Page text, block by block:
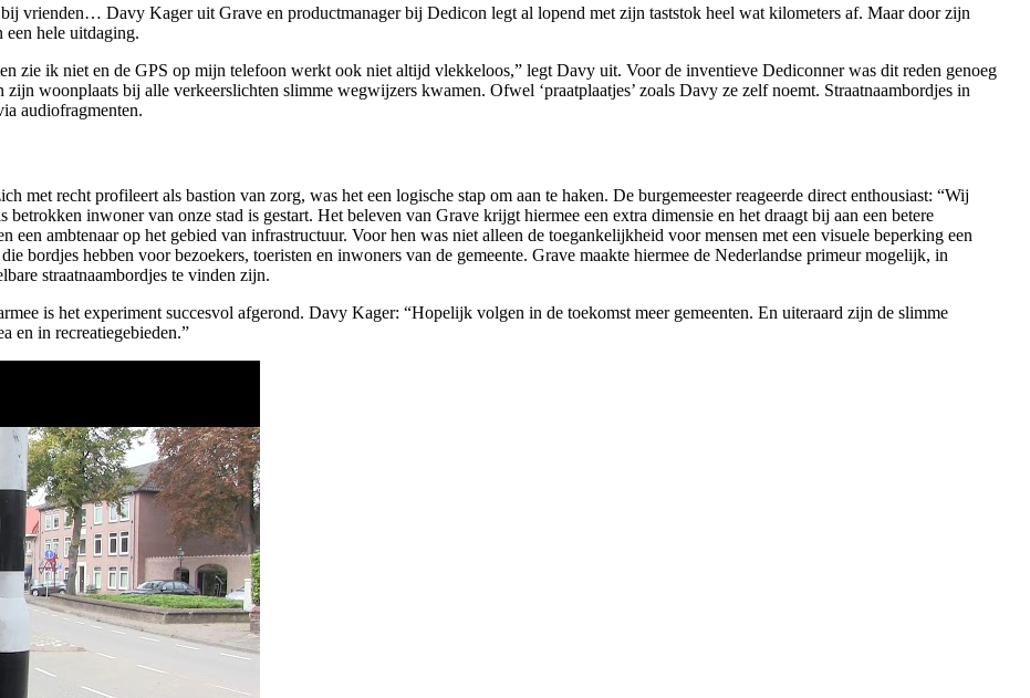
vrienden… Davy Kager uit Grave en productmanager bij Dedicon legt al lopend met zijn taststok heel wat kilometers af. Maar door zijn
een hele uitdaging.
zie ik niet en de GPS op mijn telefoon werkt ook niet altijd vlekkeloos,” legt Davy uit. Voor de inventieve Dediconner was dit reden genoeg
woonplaats bij alle verkeerslichten slimme wegwijzers kwamen. Ofwel ‘praatplaatjes’ zoals Davy ze zelf noemt. Straatnaambordjes in
audiofragmenten.
met recht profileert als bastion van zorg, was het een logische stap om aan te haken. De burgemeester reageerde direct enthousiast: “Wij
inwoner van onze stad is gestart. Het beleven van Grave krijgt hiermee een extra dimensie en het draagt bij aan een betere
ambtenaar op het gebied van infrastructuur. Voor hen was niet alleen de toegankelijkheid voor mensen met een visuele beperking een
bordjes hebben voor bezoekers, toeristen en inwoners van de gemeente. Grave maakte hiermee de Nederlandse primeur mogelijk, in
straatnaambordjes te vinden zijn.
is het experiment succesvol afgerond. Davy Kager: “Hopelijk volgen in de toekomst meer gemeenten. En uiteraard zijn de slimme
en in recreatiegebieden.”